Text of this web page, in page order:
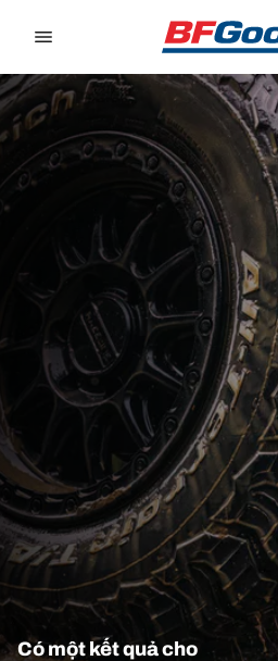
Có một kết quả cho